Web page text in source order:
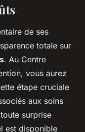
de ses
totale sur
. Au Centre
vous aurez
étape cruciale
aux soins
surprise
est disponible